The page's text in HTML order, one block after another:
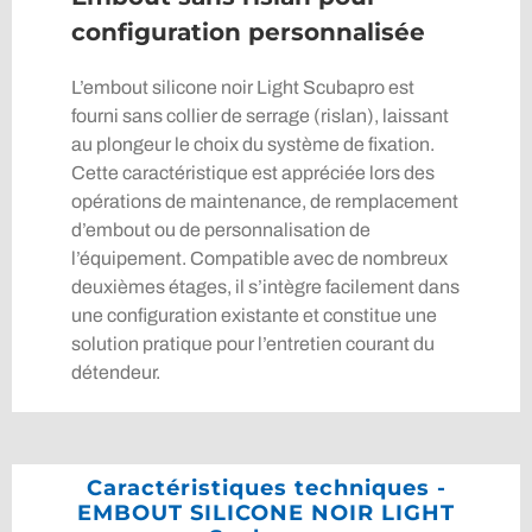
configuration personnalisée
L’embout silicone noir Light Scubapro est
fourni sans collier de serrage (rislan), laissant
au plongeur le choix du système de fixation.
Cette caractéristique est appréciée lors des
opérations de maintenance, de remplacement
d’embout ou de personnalisation de
l’équipement. Compatible avec de nombreux
deuxièmes étages, il s’intègre facilement dans
une configuration existante et constitue une
solution pratique pour l’entretien courant du
détendeur.
Caractéristiques techniques -
EMBOUT SILICONE NOIR LIGHT